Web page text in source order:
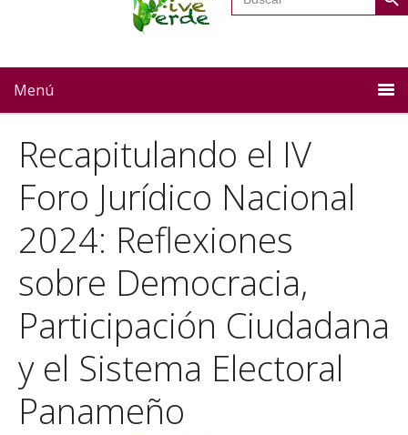
Menú
Recapitulando el IV
Foro Jurídico Nacional
2024: Reflexiones
sobre Democracia,
Participación Ciudadana
y el Sistema Electoral
Panameño